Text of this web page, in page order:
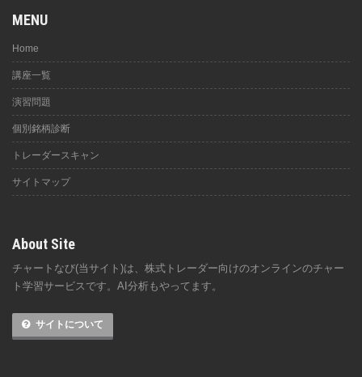
MENU
Home
講座一覧
演習問題
個別銘柄診断
トレーダースキャン
サイトマップ
About Site
チャートなび(当サイト)は、株式トレーダー向けのオンラインのチャー
ト学習サービスです。AI分析もやってます。
サイトについて